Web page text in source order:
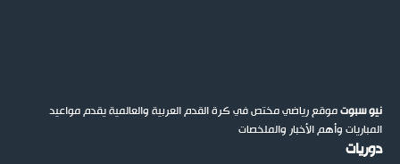
نيو سبوتموقع رياضي مختص في كرة القدم العربية والعالمية يقدم مواعيد
المباريات وأهم الأخبار والملخصات
دوريات